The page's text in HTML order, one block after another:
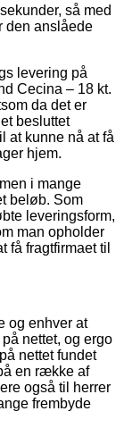
så med
den anslåede
levering på
Cecina – 18 kt.
da det er
besluttet
at kunne nå at få
hjem.
i mange
beløb. Som
leveringsform,
man opholder
få fragtfirmaet til
og enhver at
nettet, og ergo
nettet fundet
en række af
også til herrer
frembyde